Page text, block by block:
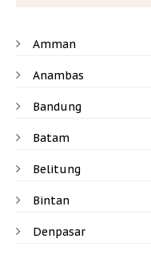
Amman
Anambas
Bandung
Batam
Belitung
Bintan
Denpasar